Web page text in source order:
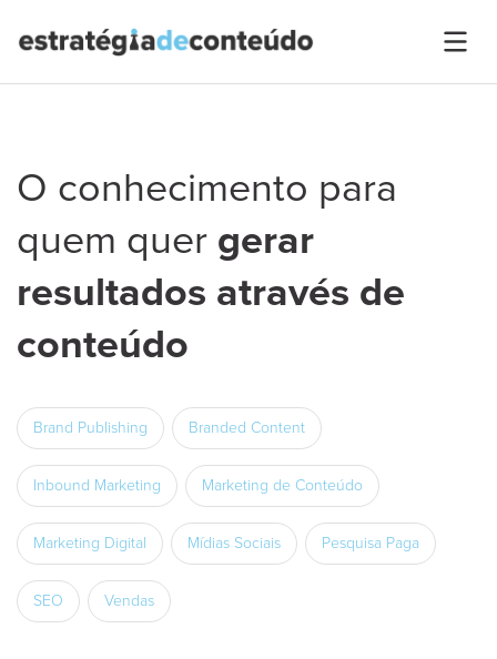
O conhecimento para
quem quer gerar
resultados através de
conteúdo
Brand Publishing Branded Content
Inbound Marketing Marketing de Conteúdo
Marketing Digital Mídias Sociais Pesquisa Paga
SEO Vendas